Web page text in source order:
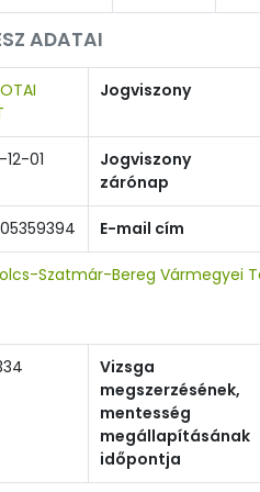
ADATAI
Jogviszony
01
Jogviszony
zárónap
E-mail cím
Szatmár-Bereg Vármegyei
Vizsga
megszerzésének,
mentesség
megállapításának
időpontja